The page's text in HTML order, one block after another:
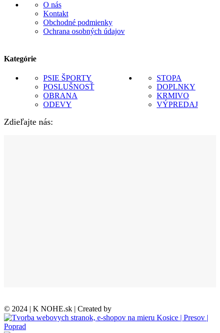
O nás
Kontakt
Obchodné podmienky
Ochrana osobných údajov
Kategórie
PSIE ŠPORTY
POSLUŠNOSŤ
OBRANA
ODEVY
STOPA
DOPLNKY
KRMIVO
VÝPREDAJ
Zdieľajte nás:
© 2024 | K NOHE.sk | Created by